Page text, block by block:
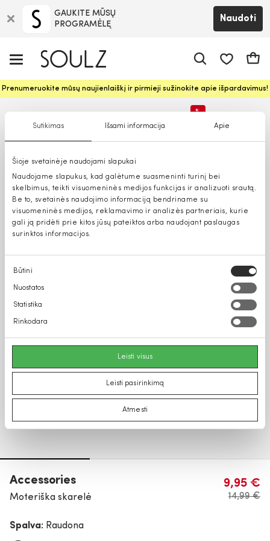
Sutikimas Išsami informacija Apie
Šioje svetainėje naudojami slapukai
Naudojame slapukus, kad galėtume suasmeninti turinį bei
skelbimus, teikti visuomeninės medijos funkcijas ir analizuoti srautą.
Be to, svetainės naudojimo informaciją bendriname su
visuomeninės medijos, reklamavimo ir analizės partneriais, kurie
gali ją pridėti prie kitos jūsų pateiktos arba naudojant paslaugas
surinktos informacijos.
Sutikimo
pasirinkimas
Būtini
Nuostatos
Statistika
Rinkodara
Leisti visus
Leisti pasirinkimą
Atmesti
GAUKITE MŪSŲ
PROGRAMĖLĘ
Naudoti
Prenumeruokite mūsų naujienlaiškį ir pirmieji sužinokite apie išpardavimus!
%
Tik parduotuvėse
Accessories
Moteriška skarelė
9,95 €
14,99 €
Spalva: Raudona